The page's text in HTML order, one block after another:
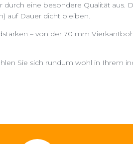
eine besondere Qualität
auf Dauer dicht bleiben.
– von der 70 mm
Sie sich rundum wohl in Ihrem